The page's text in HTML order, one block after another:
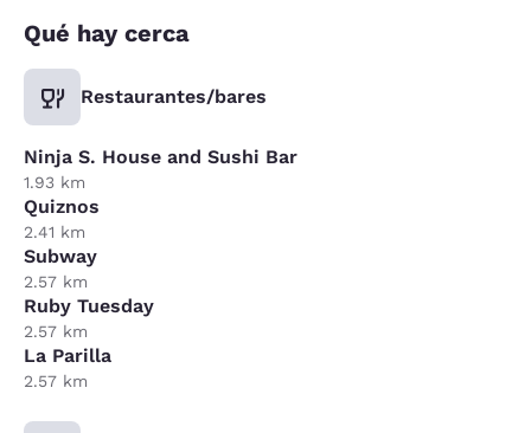
Qué hay cerca
Restaurantes/bares
Ninja S. House and Sushi Bar
1.93 km
Quiznos
2.41 km
Subway
2.57 km
Ruby Tuesday
2.57 km
La Parilla
2.57 km